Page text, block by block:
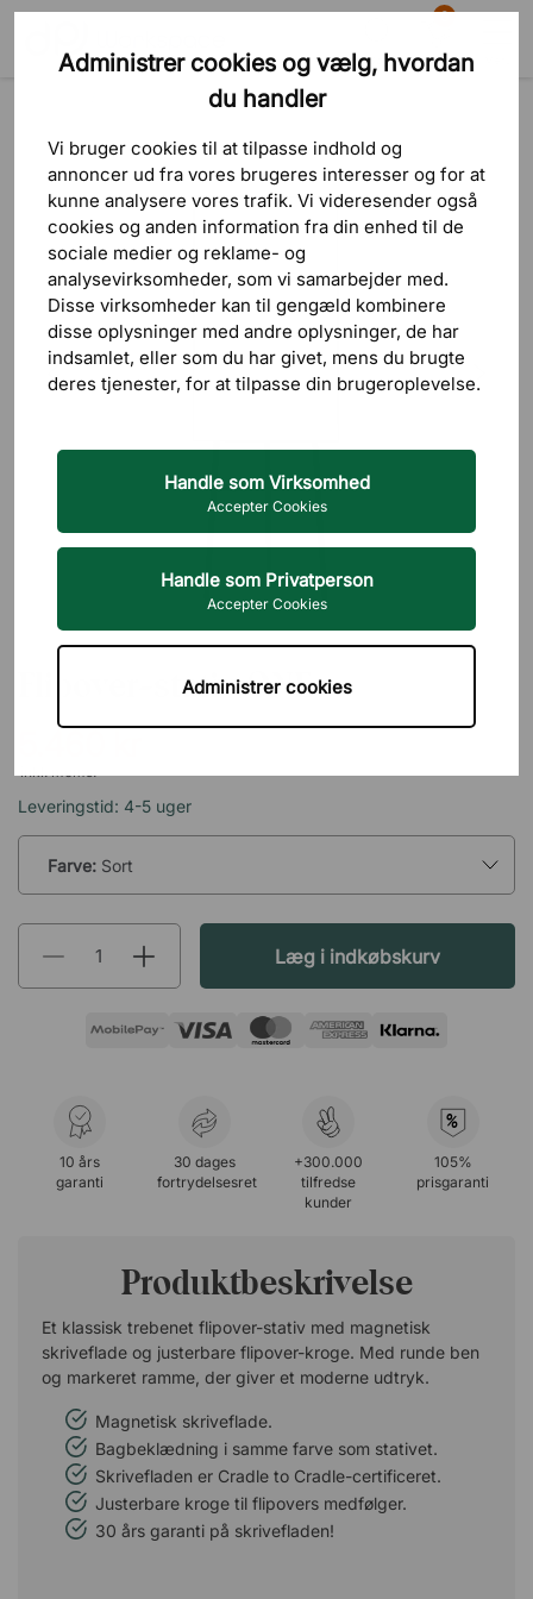
Administrer cookies og vælg, hvordan
du handler
Vi bruger cookies til at tilpasse indhold og
annoncer ud fra vores brugeres interesser og for at
kunne analysere vores trafik. Vi videresender også
cookies og anden information fra din enhed til de
sociale medier og reklame- og
analysevirksomheder, som vi samarbejder med.
Disse virksomheder kan til gengæld kombinere
disse oplysninger med andre oplysninger, de har
indsamlet, eller som du har givet, mens du brugte
deres tjenester, for at tilpasse din brugeroplevelse.
Handle som Virksomhed
Accepter Cookies
Handle som Privatperson
Accepter Cookies
Administrer cookies
Søg
0
Indkøbskurv
LINTEX
Flipover-stativ ONE
inkl. moms.
Leveringstid: 4-5 uger
Farve: Sort
Læg i indkøbskurv
10 års
garanti
30 dages
fortrydelsesret
+300.000
tilfredse
kunder
%
105%
prisgaranti
Produktbeskrivelse
Et klassisk trebenet flipover-stativ med magnetisk
skriveflade og justerbare flipover-kroge. Med runde ben
og markeret ramme, der giver et moderne udtryk.
Magnetisk skriveflade.
Bagbeklædning i samme farve som stativet.
Skrivefladen er Cradle to Cradle-certificeret.
Justerbare kroge til flipovers medfølger.
30 års garanti på skrivefladen!